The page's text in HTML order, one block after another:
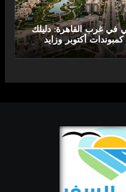
في غرب القاهرة: دليلك
أكتوبر وزايد